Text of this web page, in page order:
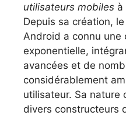
utilisateurs mobiles à
Depuis sa création,
Android a connu une
exponentielle,
avancées et de
considérablement
utilisateur. Sa nature
divers constructeurs